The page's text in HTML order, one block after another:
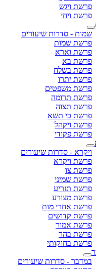
פרשת ויגש
פרשת ויחי
שמות - סדרות שיעורים
פרשת שמות
פרשת וארא
פרשת בא
פרשת בשלח
פרשת יתרו
פרשת משפטים
פרשת תרומה
פרשת תצוה
פרשת כי תשא
פרשת ויקהל
פרשת פקודי
ויקרא - סדרות שיעורים
פרשת ויקרא
פרשת צו
פרשת שמיני
פרשת תזריע
פרשת מצורע
פרשת אחרי מות
פרשת קדושים
פרשת אמור
פרשת בהר
פרשת בחוקותי
במדבר - סדרות שיעורים